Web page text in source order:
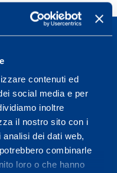
contenuti ed
social media e per
inoltre
il nostro sito con i
dei dati web,
combinarle
loro o che hanno
Fagnano 38,
12.30 and